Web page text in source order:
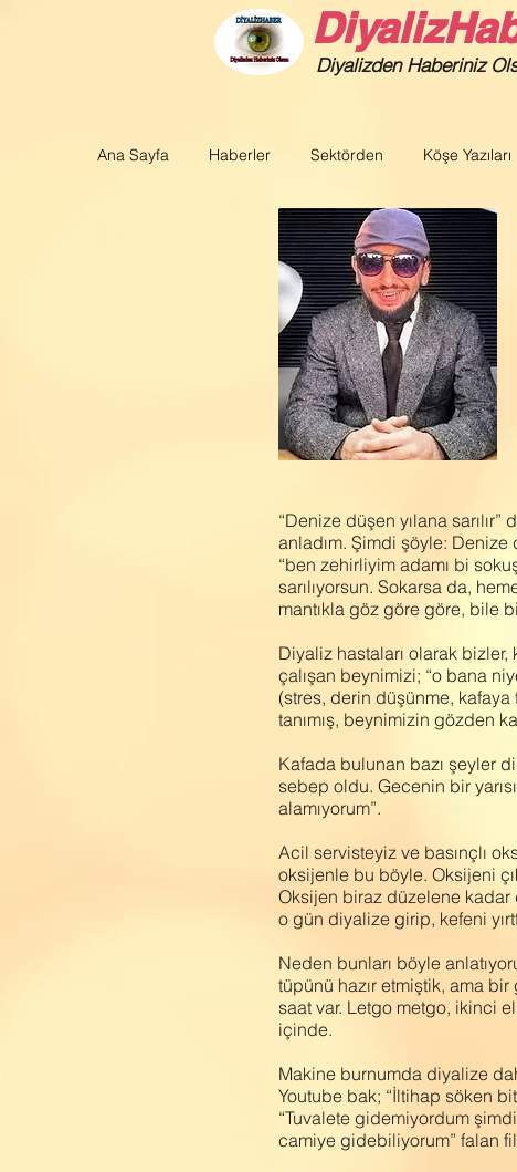
Diyalizden Haberiniz
Ana Sayfa Haberler Sektörden Köşe Yazıları
“Denize düşen yılana
anladım. Şimdi şöyle: Denize
“ben zehirliyim adamı bi
sarılıyorsun. Sokarsa da,
mantıkla göz göre göre, bile
Diyaliz hastaları olarak
çalışan beynimizi; “o bana
(stres, derin düşünme,
tanımış, beynimizin gözden
Kafada bulunan bazı şeyler
sebep oldu. Gecenin bir
alamıyorum”.
Acil servisteyiz ve basınçlı
oksijenle bu böyle. Oksijeni
Oksijen biraz düzelene kadar
o gün diyalize girip, kefeni
Neden bunları böyle
tüpünü hazır etmiştik, ama
saat var. Letgo metgo, ikinci
içinde.
Makine burnumda diyalize
Youtube bak; “İltihap söken
“Tuvalete gidemiyordum
camiye gidebiliyorum” falan